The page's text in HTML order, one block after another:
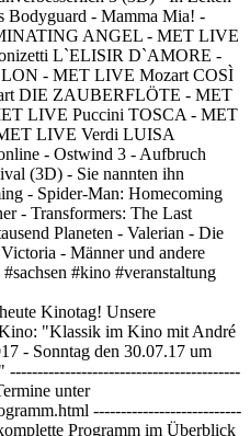
Bodyguard - Mamma Mia! -
ANGEL - MET LIVE
L`ELISIR D`AMORE -
- MET LIVE Mozart COSÌ
DIE ZAUBERFLÖTE - MET
LIVE Puccini TOSCA - MET
LIVE Verdi LUISA
- Ostwind 3 - Aufbruch
(3D) - Sie nannten ihn
- Spider-Man: Homecoming
- Transformers: The Last
Planeten - Valerian - Die
- Männer und andere
#kino #veranstaltung
Kinotag! Unsere
"Klassik im Kino mit André
- Sonntag den 30.07.17 um
------------------------------------------
unter
---------------------------
Programm im Überblick